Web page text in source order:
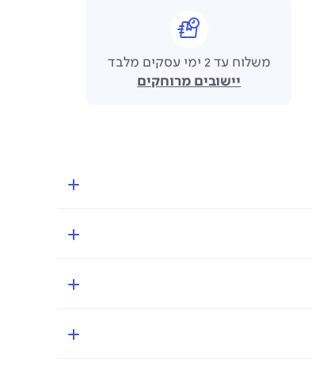
משלוח עד 2 ימי עסקים מלבד
יישובים מרוחקים